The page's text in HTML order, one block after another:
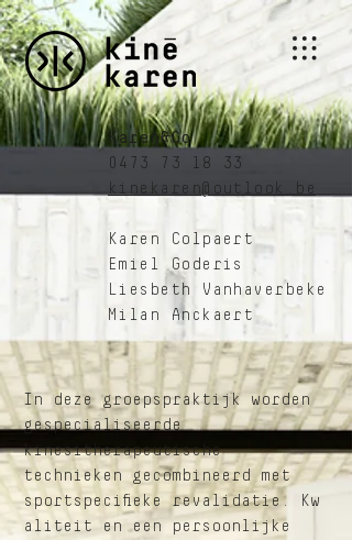
Karen&Co
0473 73 18 33
kinekaren@outlook.be
Karen Colpaert
Emiel Goderis
Liesbeth Vanhaverbeke
Milan Anckaert
In deze groepspraktijk worden
gespecialiseerde
kinesitherapeutische
technieken gecombineerd met
sportspecifieke revalidatie. Kw
aliteit en een persoonlijke